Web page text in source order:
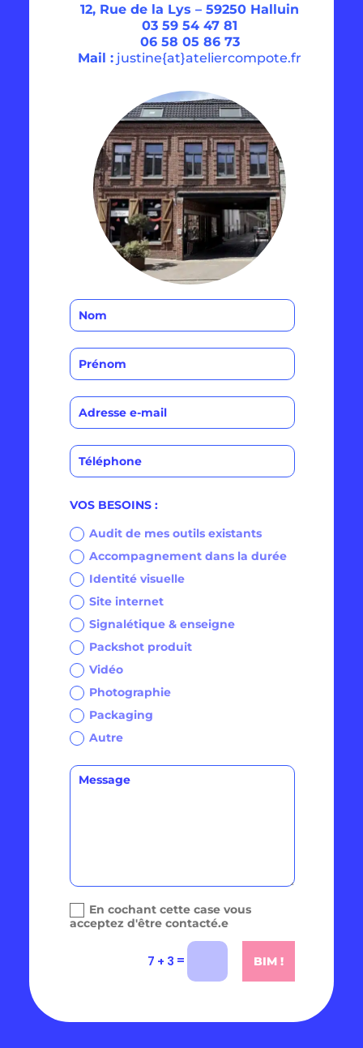
12, Rue de la Lys – 59250 Halluin
03 59 54 47 81
06 58 05 86 73
Mail : justine{at}ateliercompote.fr
VOS BESOINS :
Audit de mes outils existants
Accompagnement dans la durée
Identité visuelle
Site internet
Signalétique & enseigne
Packshot produit
Vidéo
Photographie
Packaging
Autre
En cochant cette case vous
acceptez d'être contacté.e
7 + 3 = BIM !